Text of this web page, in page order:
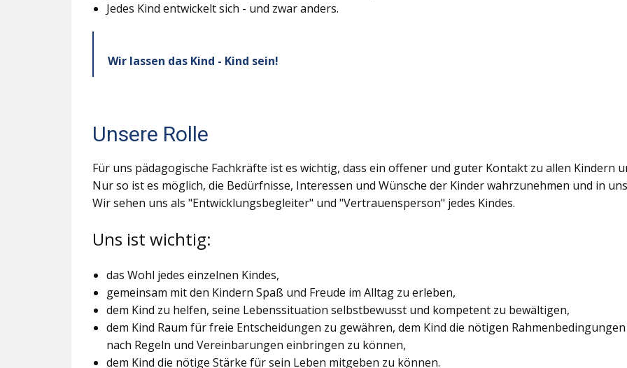
Jedes Kind entwickelt sich - und zwar anders.
Wir lassen das Kind - Kind sein!
Unsere Rolle
Für uns pädagogische Fachkräfte ist es wichtig, dass ein offener und guter Kontakt zu allen Kindern
Nur so ist es möglich, die Bedürfnisse, Interessen und Wünsche der Kinder wahrzunehmen und in
Wir sehen uns als "Entwicklungsbegleiter" und "Vertrauensperson" jedes Kindes.
Uns ist wichtig:
das Wohl jedes einzelnen Kindes,
gemeinsam mit den Kindern Spaß und Freude im Alltag zu erleben,
dem Kind zu helfen, seine Lebenssituation selbstbewusst und kompetent zu bewältigen,
dem Kind Raum für freie Entscheidungen zu gewähren, dem Kind die nötigen
nach Regeln und Vereinbarungen einbringen zu können,
dem Kind die nötige Stärke für sein Leben mitgeben zu können.